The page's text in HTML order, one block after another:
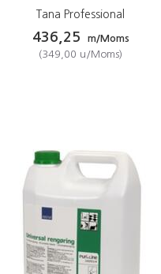
Tana Professional
436,25
m/Moms
(349,00 u/Moms)